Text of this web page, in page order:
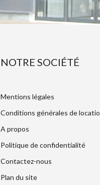
NOTRE SOCIÉTÉ
Mentions légales
Conditions générales de
A propos
Politique de confidentialité
Contactez-nous
Plan du site